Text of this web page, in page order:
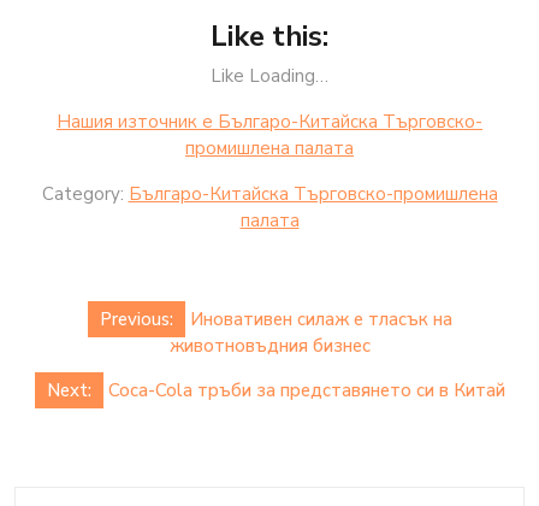
Like this:
Like Loading…
Нашия източник е Българо-Китайска Търговско-
промишлена палaта
Category: Българо-Китайска Търговско-промишлена
палaта
navigation
Previous:
Иновативен силаж е тласък на
животновъдния бизнес
Next:
Coca-Cola тръби за представянето си в Китай